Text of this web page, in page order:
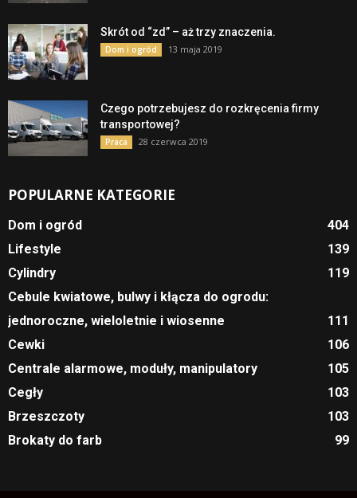
Skrót od “zd” – aż trzy znaczenia.
Dom i ogród 13 maja 2019
Czego potrzebujesz do rozkręcenia firmy
transportowej?
Praca 28 czerwca 2019
POPULARNE KATEGORIE
Dom i ogród
404
Lifestyle
139
Cylindry
119
Cebule kwiatowe, bulwy i kłącza do ogrodu:
jednoroczne, wieloletnie i wiosenne
111
Cewki
106
Centrale alarmowe, moduły, manipulatory
105
Cegły
103
Brzeszczoty
103
Brokaty do farb
99